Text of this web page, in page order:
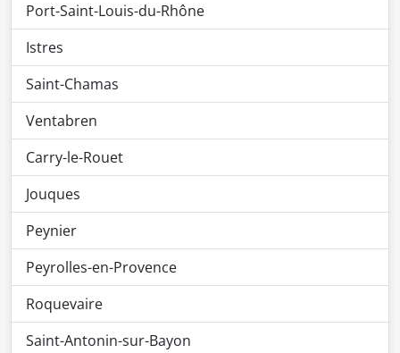
Port-Saint-Louis-du-Rhône
Istres
Saint-Chamas
Ventabren
Carry-le-Rouet
Jouques
Peynier
Peyrolles-en-Provence
Roquevaire
Saint-Antonin-sur-Bayon